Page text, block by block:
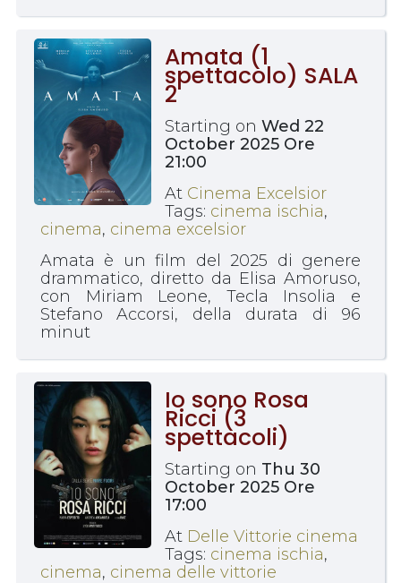
Amata (1
spettacolo) SALA
2
Starting on Wed 22
October 2025 Ore
21:00
At Cinema Excelsior
Tags: cinema ischia,
cinema, cinema excelsior
Amata è un film del 2025 di genere
drammatico, diretto da Elisa Amoruso,
con Miriam Leone, Tecla Insolia e
Stefano Accorsi, della durata di 96
minut
Io sono Rosa
Ricci (3
spettacoli)
Starting on Thu 30
October 2025 Ore
17:00
At Delle Vittorie cinema
Tags: cinema ischia,
cinema, cinema delle vittorie